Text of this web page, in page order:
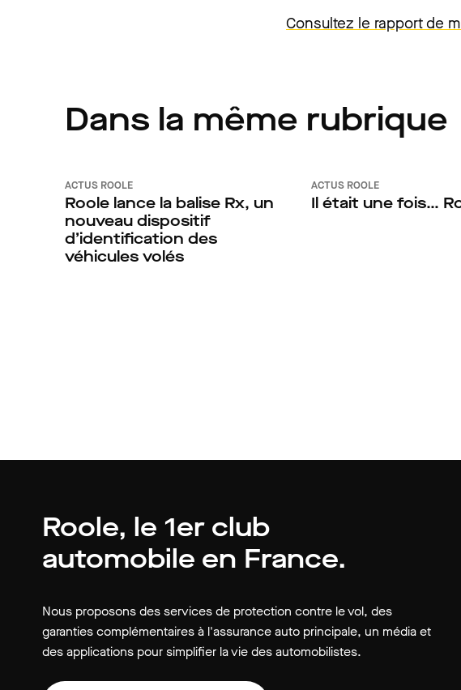
Consultez le rapport de
Dans la même rubrique
ACTUS ROOLE
Roole lance la balise Rx, un
nouveau dispositif
d’identification des
véhicules volés
ACTUS ROOLE
Il était une fois…
Roole, le 1er club
automobile en France.
Nous proposons des services de protection contre le vol, des
garanties complémentaires à l'assurance auto principale, un média et
des applications pour simplifier la vie des automobilistes.